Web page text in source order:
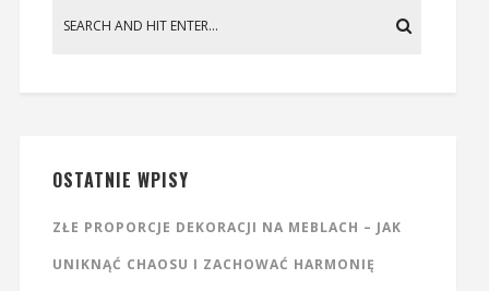
OSTATNIE WPISY
ZŁE PROPORCJE DEKORACJI NA MEBLACH – JAK
UNIKNĄĆ CHAOSU I ZACHOWAĆ HARMONIĘ